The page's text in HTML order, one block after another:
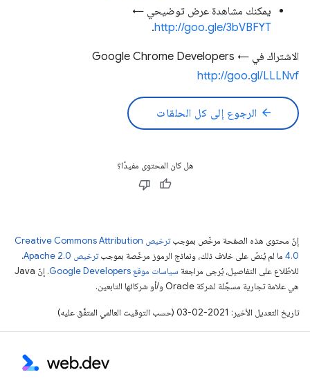
يمكنك مشاهدة عرض توضيحي ←
http://goo.gle/3bVBFYT
.
الاشتراك في Google Chrome Developers ←
http://goo.gl/LLLNvf
arrow_back الرجوع إلى كل الحلقات
هل كان المحتوى مفيدًا؟
إنّ محتوى هذه الصفحة مرخّص بموجب
ترخيص Creative Commons Attribution
4.0‏ ما لم يُنصّ على خلاف ذلك، ونماذج الرموز مرخّصة بموجبترخيص Apache 2.0‏
.
للاطّلاع على التفاصيل، يُرجى مراجعة سياسات موقع Google Developers‏
. إنّ Java
هي علامة تجارية مسجَّلة لشركة Oracle و/أو شركائها التابعين.
تاريخ التعديل الأخير: 2021-02-03 (حسب التوقيت العالمي المتفَّق عليه)